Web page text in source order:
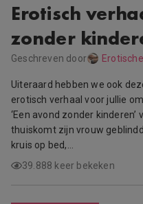
Erotisch
zonder
Geschreven door
Uiteraard hebben we ook
erotisch verhaal voor jullie
‘Een avond zonder
thuiskomt zijn vrouw
kruis op bed,…
39.888 keer bekeken